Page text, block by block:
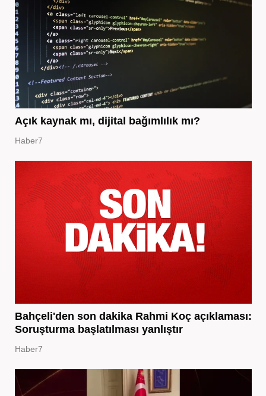
Açık kaynak mı, dijital bağımlılık mı?
Haber7
Bahçeli'den son dakika Rahmi Koç açıklaması:
Soruşturma başlatılması yanlıştır
Haber7